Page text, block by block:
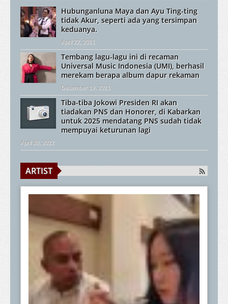
Hubunganluna Maya dan Ayu Ting-ting
tidak Akur, seperti ada yang tersimpan
keduanya.
April 22, 2021
Tembang lagu-lagu ini di recaman
Universal Music Indonesia (UMI), berhasil
merekam berapa album dapur rekaman
Desember 19, 2021
Tiba-tiba Jokowi Presiden RI akan
tiadakan PNS dan Honorer, di Kabarkan
untuk 2025 mendatang PNS sudah tidak
mempuyai keturunan lagi
April 30, 2022
ARTIST